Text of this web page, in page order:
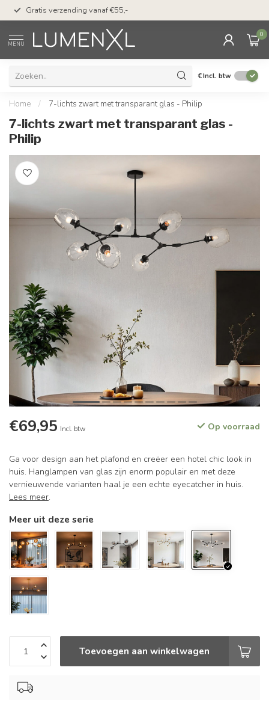
Gratis verzending vanaf €55,-
MENU
0
€Incl. btw
Home / 7-lichts zwart met transparant glas - Philip
7-lichts zwart met transparant glas -
Philip
€69,95 Incl. btw Op voorraad
Ga voor design aan het plafond en creëer een hotel chic look in
huis. Hanglampen van glas zijn enorm populair en met deze
vernieuwende varianten haal je een echte eyecatcher in huis.
Lees meer.
Meer uit deze serie
Toevoegen aan winkelwagen